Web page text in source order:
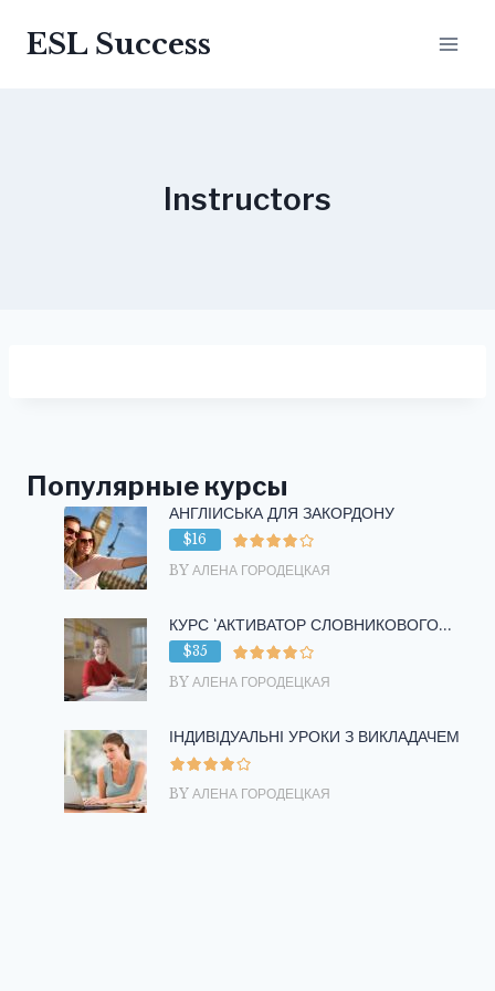
ESL Success
Instructors
Популярные курсы
АНГЛІЙСЬКА ДЛЯ ЗАКОРДОНУ
$16
BY АЛЕНА ГОРОДЕЦКАЯ
КУРС ‘АКТИВАТОР СЛОВНИКОВОГО...
$35
BY АЛЕНА ГОРОДЕЦКАЯ
ІНДИВІДУАЛЬНІ УРОКИ З ВИКЛАДАЧЕМ
BY АЛЕНА ГОРОДЕЦКАЯ